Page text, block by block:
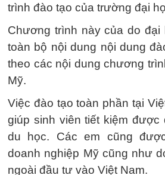
trình đào tạo của trường đại
Chương trình này của do đại
toàn bộ nội dung nội dung
theo các nội dung chương
Mỹ.
Việc đào tạo toàn phần tại
giúp sinh viên tiết kiệm
du học. Các em cũng
doanh nghiệp Mỹ cũng như
ngoài đầu tư vào Việt Nam.